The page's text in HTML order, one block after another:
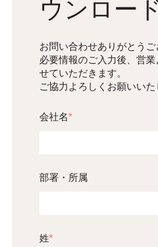
ウンロー
お問い合わせありがとうご
必要情報のご入力後、営業
せていただきます。
ご協力よろしくお願いいた
会社名*
部署・所属
姓*